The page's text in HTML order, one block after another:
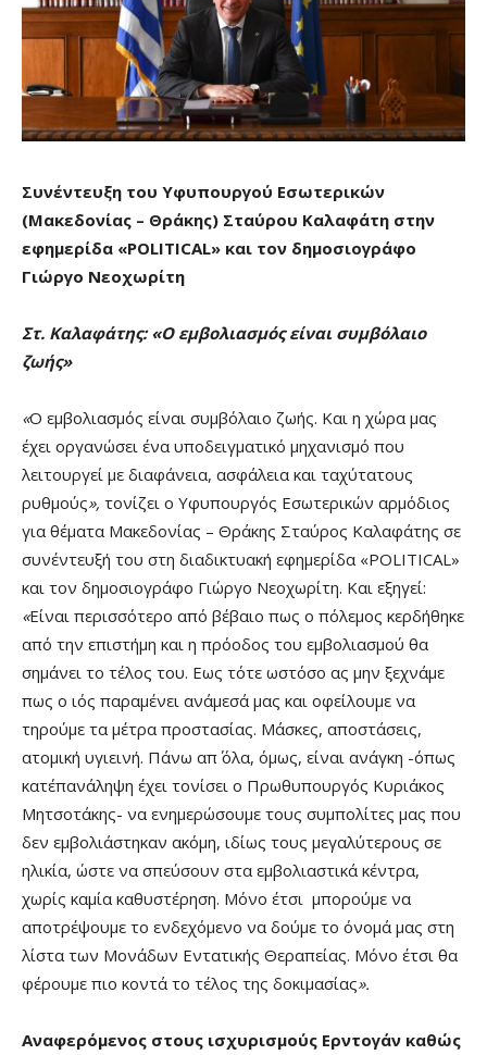
Συνέντευξη του Υφυπουργού Εσωτερικών
(Μακεδονίας – Θράκης) Σταύρου Καλαφάτη στην
εφημερίδα «POLITICAL» και τον δημοσιογράφο
Γιώργο Νεοχωρίτη
Στ. Καλαφάτης: «Ο εμβολιασμός είναι συμβόλαιο
ζωής»
«Ο εμβολιασμός είναι συμβόλαιο ζωής. Και η χώρα μας
έχει οργανώσει ένα υποδειγματικό μηχανισμό που
λειτουργεί με διαφάνεια, ασφάλεια και ταχύτατους
ρυθμούς», τονίζει ο Υφυπουργός Εσωτερικών αρμόδιος
για θέματα Μακεδονίας – Θράκης Σταύρος Καλαφάτης σε
συνέντευξή του στη διαδικτυακή εφημερίδα «POLITICAL»
και τον δημοσιογράφο Γιώργο Νεοχωρίτη. Και εξηγεί:
«Είναι περισσότερο από βέβαιο πως ο πόλεμος κερδήθηκε
από την επιστήμη και η πρόοδος του εμβολιασμού θα
σημάνει το τέλος του. Εως τότε ωστόσο ας μην ξεχνάμε
πως ο ιός παραμένει ανάμεσά μας και οφείλουμε να
τηρούμε τα μέτρα προστασίας. Μάσκες, αποστάσεις,
ατομική υγιεινή. Πάνω απ΄ όλα, όμως, είναι ανάγκη -όπως
κατ΄επανάληψη έχει τονίσει ο Πρωθυπουργός Κυριάκος
Μητσοτάκης- να ενημερώσουμε τους συμπολίτες μας που
δεν εμβολιάστηκαν ακόμη, ιδίως τους μεγαλύτερους σε
ηλικία, ώστε να σπεύσουν στα εμβολιαστικά κέντρα,
χωρίς καμία καθυστέρηση. Μόνο έτσι μπορούμε να
αποτρέψουμε το ενδεχόμενο να δούμε το όνομά μας στη
λίστα των Μονάδων Εντατικής Θεραπείας. Μόνο έτσι θα
φέρουμε πιο κοντά το τέλος της δοκιμασίας».
Αναφερόμενος στους ισχυρισμούς Ερντογάν καθώς